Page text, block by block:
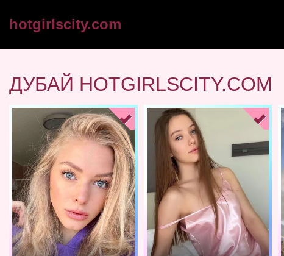
hotgirlscity.com
ДУБАЙ HOTGIRLSCITY.COM